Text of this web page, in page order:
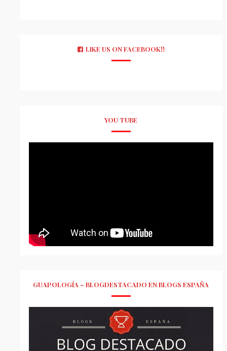
LIKE US ON FACEBOOK!!
YOU TUBE
GUAPOLOGÍA – BLOGDESTACADO EN BLOGS ESPAÑA